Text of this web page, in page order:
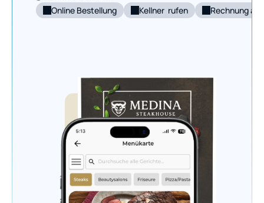
Online Bestellung Kellner  rufen Rechnung